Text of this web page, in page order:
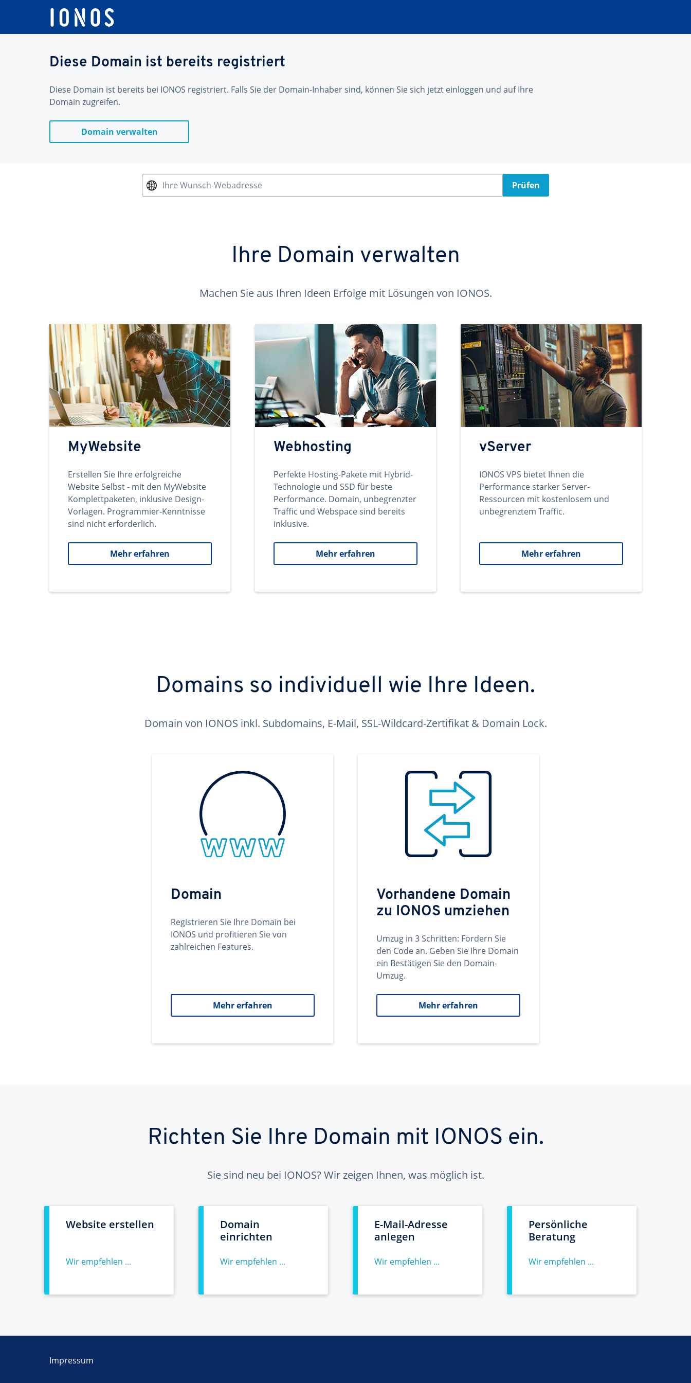
Diese Domain ist bereits registriert
Diese Domain ist bereits bei IONOS registriert. Falls Sie der Domain-Inhaber sind, können Sie sich jetzt einloggen und auf Ihre
Domain zugreifen.
Domain verwalten
Ihre Wunsch-Webadresse Prüfen
Ihre Domain verwalten
Machen Sie aus Ihren Ideen Erfolge mit Lösungen von IONOS.
MyWebsite
Erstellen Sie Ihre erfolgreiche
Website Selbst - mit den MyWebsite
Komplettpaketen, inklusive Design-
Vorlagen. Programmier-Kenntnisse
sind nicht erforderlich.
Mehr erfahren
Webhosting
Perfekte Hosting-Pakete mit Hybrid-
Technologie und SSD für beste
Performance. Domain, unbegrenzter
Traffic und Webspace sind bereits
inklusive.
Mehr erfahren
vServer
IONOS VPS bietet Ihnen die
Performance starker Server-
Ressourcen mit kostenlosem und
unbegrenztem Traffic.
Mehr erfahren
Domains so individuell wie Ihre Ideen.
Domain von IONOS inkl. Subdomains, E-Mail, SSL-Wildcard-Zertifikat & Domain Lock.
Domain
Registrieren Sie Ihre Domain bei
IONOS und profitieren Sie von
zahlreichen Features.
Mehr erfahren
Vorhandene Domain
zu IONOS umziehen
Umzug in 3 Schritten: Fordern Sie
den Code an. Geben Sie Ihre Domain
ein Bestätigen Sie den Domain-
Umzug.
Mehr erfahren
Richten Sie Ihre Domain mit IONOS ein.
Sie sind neu bei IONOS? Wir zeigen Ihnen, was möglich ist.
Website erstellen
Wir empfehlen ...
Domain
einrichten
Wir empfehlen ...
E-Mail-Adresse
anlegen
Wir empfehlen ...
Persönliche
Beratung
Wir empfehlen ...
Impressum